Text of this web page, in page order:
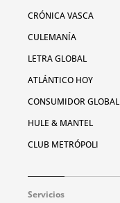
CRÓNICA VASCA
CULEMANÍA
LETRA GLOBAL
ATLÁNTICO HOY
CONSUMIDOR GLOBAL
HULE & MANTEL
CLUB METRÓPOLI
Servicios